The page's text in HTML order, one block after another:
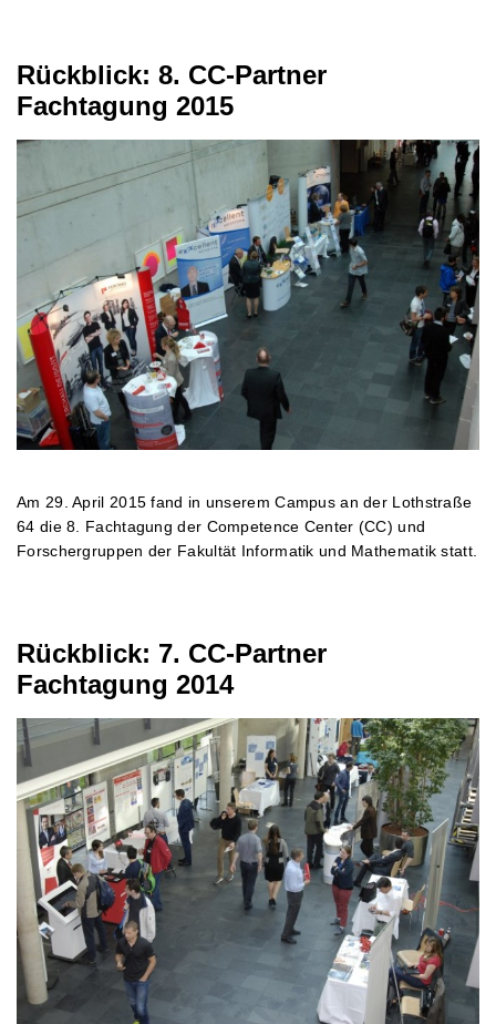
Rückblick: 8. CC-Partner
Fachtagung 2015
Am 29. April 2015 fand in unserem Campus an der Lothstraße
64 die 8. Fachtagung der Competence Center (CC) und
Forschergruppen der Fakultät Informatik und Mathematik statt.
Rückblick: 7. CC-Partner
Fachtagung 2014